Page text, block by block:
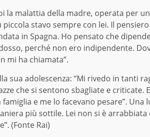
la malattia della madre, operata per
stavo sempre con lei. Il
in Spagna. Ho pensato che
perché non ero indipendente.
mi ha chiamata”.
sua adolescenza: “Mi rivedo in tanti
che si sentono sbagliate e criticate.
e me lo facevano pesare”. Una
più sottile. Lei non si è
(Fonte Rai)